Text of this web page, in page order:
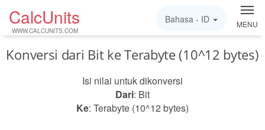
CalcUnits
WWW.CALCUNITS.COM
MENU
Bahasa - ID
Konversi dari Bit ke Terabyte (10^12 bytes)
Isi nilai untuk dikonversi
Dari: Bit
Ke: Terabyte (10^12 bytes)